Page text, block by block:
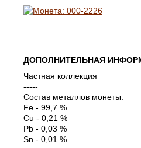
ДОПОЛНИТЕЛЬНАЯ
Частная коллекция
-----
Состав металлов монеты:
Fe - 99,7 %
Cu - 0,21 %
Pb - 0,03 %
Sn - 0,01 %